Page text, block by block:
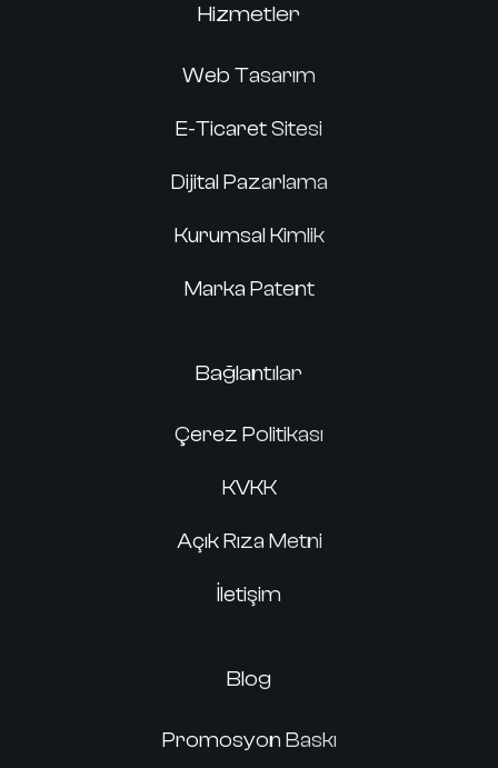
Hizmetler
Web Tasarım
E-Ticaret Sitesi
Dijital Pazarlama
Kurumsal Kimlik
Marka Patent
Bağlantılar
Çerez Politikası
KVKK
Açık Rıza Metni
İletişim
Blog
Promosyon Baskı